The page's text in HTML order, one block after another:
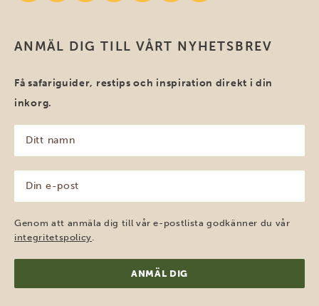
ANMÄL DIG TILL VÅRT NYHETSBREV
Få safariguider, restips och inspiration direkt i din
inkorg.
namn
(Obligatoriskt)
post
(Obligatoriskt)
Genom att anmäla dig till vår e-postlista godkänner du vår
integritetspolicy